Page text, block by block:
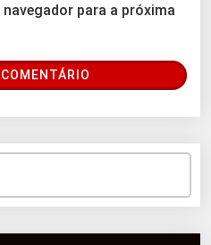
para a próxima